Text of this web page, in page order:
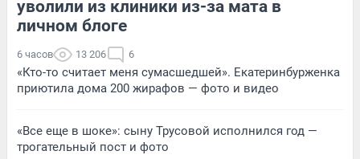
уволили из клиники из-за мата в
личном блоге
6 часов 13 206 6
«Кто-то считает меня сумасшедшей». Екатеринбурженка
приютила дома 200 жирафов — фото и видео
«Все еще в шоке»: сыну Трусовой исполнился год —
трогательный пост и фото